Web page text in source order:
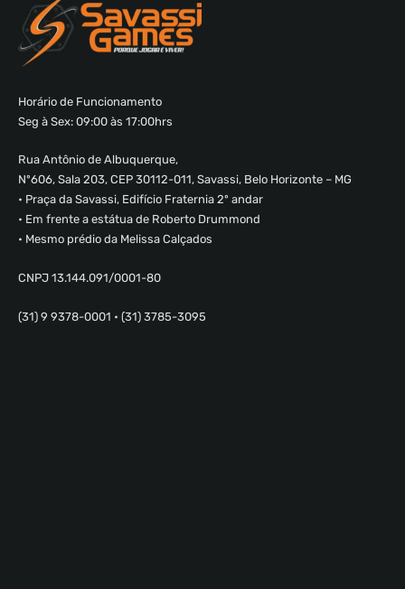
Horário de Funcionamento
Seg à Sex: 09:00 às 17:00hrs
Rua Antônio de Albuquerque,
Nº606, Sala 203, CEP 30112-011, Savassi, Belo Horizonte – MG
• Praça da Savassi, Edifício Fraternia 2º andar
• Em frente a estátua de Roberto Drummond
• Mesmo prédio da Melissa Calçados
CNPJ 13.144.091/0001-80
(31) 9 9378-0001 • (31) 3785-3095